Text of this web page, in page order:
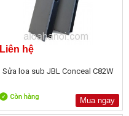
Liên hệ
Sửa loa sub JBL Conceal C82W
Mua ngay